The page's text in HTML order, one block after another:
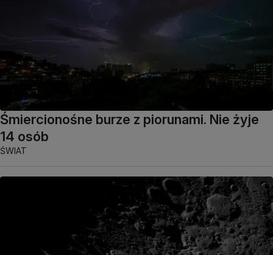
Śmiercionośne burze z piorunami. Nie żyje
14 osób
ŚWIAT